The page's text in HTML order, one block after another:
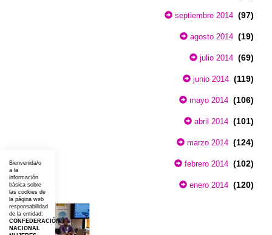
septiembre 2014 (97)
agosto 2014 (19)
julio 2014 (69)
junio 2014 (119)
mayo 2014 (106)
abril 2014 (101)
marzo 2014 (124)
febrero 2014 (102)
enero 2014 (120)
Bienvenida/o
a la
información
básica sobre
las cookies de
la página web
responsabilidad
de la entidad:
CONFEDERACIÓN
NACIONAL